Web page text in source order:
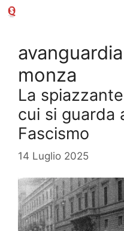
Vai
monza
La
cui si guarda
Fascismo
14 Luglio 2025